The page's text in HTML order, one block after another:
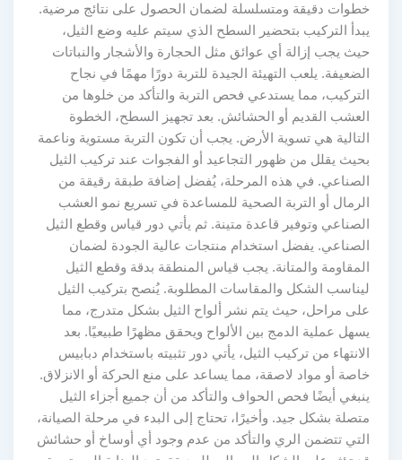
خطوات دقيقة ومتسلسلة لضمان الحصول على نتائج مرضية.
يبدأ التركيب بتحضير السطح الذي سيتم عليه وضع الثيل،
حيث يجب إزالة أي عوائق مثل الحجارة والأشجار والنباتات
الضعيفة. يلعب التهيئة الجيدة للتربة دورًا مهمًا في نجاح
التركيب، مما يستدعي فحص التربة والتأكد من خلوها من
العشب القديم أو الحشائش. بعد تجهيز السطح، الخطوة
التالية هي تسوية الأرض. يجب أن تكون التربة مستوية وناعمة
بحيث يقلل من ظهور التجاعيد أو الفجوات عند تركيب الثيل
الصناعي. في هذه المرحلة، يُفضل إضافة طبقة رقيقة من
الرمال أو التربة الصحية للمساعدة في تسريع نمو العشب
الصناعي وتوفير قاعدة متينة. ثم يأتي دور قياس وقطع الثيل
الصناعي. يفضل استخدام منتجات عالية الجودة لضمان
المقاومة والمتانة. يجب قياس المنطقة بدقة وقطع الثيل
ليناسب الشكل والمقاسات المطلوبة. يُنصح بتركيب الثيل
على مراحل، حيث يتم نشر ألواح الثيل بشكل متدرج، مما
يسهل عملية الدمج بين الألواح ويحقق مظهرًا طبيعيًا. بعد
الانتهاء من تركيب الثيل، يأتي دور تثبيته باستخدام دبابيس
خاصة أو مواد لاصقة، مما يساعد على منع الحركة أو الانزلاق.
ينبغي أيضًا فحص الحواف والتأكد من أن جميع أجزاء الثيل
متصلة بشكل جيد. وأخيرًا، تحتاج إلى البدء في مرحلة الصيانة،
التي تتضمن الري والتأكد من عدم وجود أي أوساخ أو حشائش